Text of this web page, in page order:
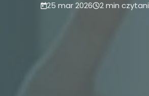
25 mar 2026 2 min